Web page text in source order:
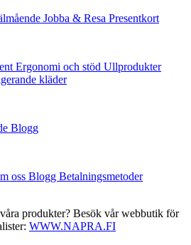
kan
Jobba & Resa Presentkort
Ergonomi och stöd Ullprodukter
kläder
Blogg
oss Blogg Betalningsmetoder
produkter? Besök vår webbutik för
WWW.NAPRA.FI